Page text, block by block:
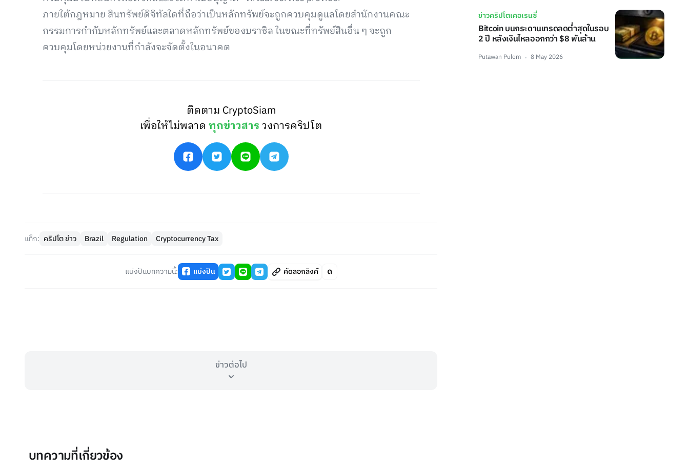
ภายใต้กฎหมาย สินทรัพย์ดิจิทัลใดที่ถือว่าเป็นหลักทรัพย์จะถูกควบคุมดูแลโดยสำนักงานคณะ
กรรมการกำกับหลักทรัพย์และตลาดหลักทรัพย์ของบราซิล ในขณะที่ทรัพย์สินอื่น ๆ จะถูก
ควบคุมโดยหน่วยงานที่กำลังจะจัดตั้งในอนาคต
ติดตาม CryptoSiam
เพื่อให้ไม่พลาดทุกข่าวสารวงการคริปโต
แท็ก: คริปโต ข่าว Brazil Regulation Cryptocurrency Tax
แบ่งปันบทความนี้: แบ่งปัน คัดลอกลิงค์
ข่าวต่อไป
ข่าวคริปโตเคอเรนซี่
Bitcoin บนกระดานเทรดลดต่ำสุดในรอบ
2 ปี หลังเงินไหลออกกว่า $8 พันล้าน
Putawan Pulom 8 May 2026
บทความที่เกี่ยวข้อง